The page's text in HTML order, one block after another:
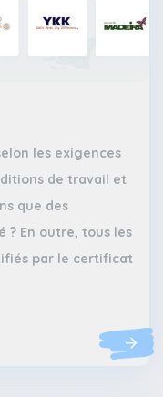
les exigences
de travail et
que des
? En outre, tous les
par le certificat